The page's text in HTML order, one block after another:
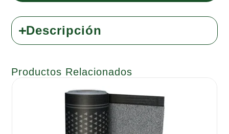
Descripción
Productos Relacionados